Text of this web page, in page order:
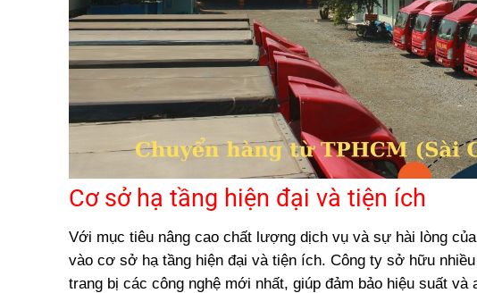
Cơ sở hạ tầng hiện đại và tiện ích
Với mục tiêu nâng cao chất lượng dịch vụ và sự hài lòng
vào cơ sở hạ tầng hiện đại và tiện ích. Công ty sở hữu
trang bị các công nghệ mới nhất, giúp đảm bảo hiệu suất và